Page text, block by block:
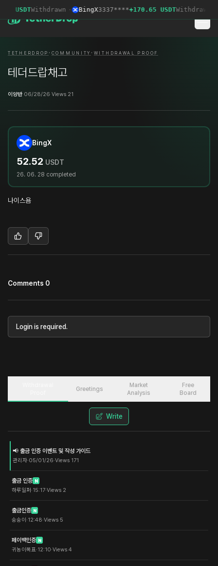
USDTWithdrawn · BingX3337****+170.65 USDTWithdrawn
TETHERDROP · COMMUNITY · WITHDRAWAL PROOF
테더드랍채고
이양반·06/28/26·Views 21
BingX
52.52 USDT
26. 06. 28 completed
나이스욤
Comments 0
Login is required.
Greetings
Market
Analysis
Free
Board
Write
📢 출금 인증 이벤트 및 작성 가이드
관리자·05/01/26·Views 171
출금 인증 N
하루일퍼·15:17·Views 2
출금인증 N
숭숭이·12:48·Views 5
페이백인증 N
귀농이목표·12:10·Views 4